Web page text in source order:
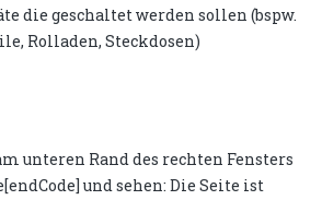
die geschaltet werden sollen (bspw.
Rolladen, Steckdosen)
unteren Rand des rechten Fensters
und sehen: Die Seite ist